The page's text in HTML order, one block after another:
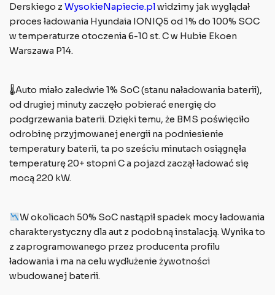
Derskiego z WysokieNapiecie.plwidzimy jak wyglądał
proces ładowania Hyundaia IONIQ5 od 1% do 100% SOC
w temperaturze otoczenia 6-10 st. C w Hubie Ekoen
Warszawa P14.
🌡Auto miało zaledwie 1% SoC (stanu naładowania baterii),
od drugiej minuty zaczęło pobierać energię do
podgrzewania baterii. Dzięki temu, że BMS poświęciło
odrobinę przyjmowanej energii na podniesienie
temperatury baterii, ta po sześciu minutach osiągnęła
temperaturę 20+ stopni C a pojazd zaczął ładować się
mocą 220 kW.
W okolicach 50% SoC nastąpił spadek mocy ładowania
charakterystyczny dla aut z podobną instalacją. Wynika to
z zaprogramowanego przez producenta profilu
ładowania i ma na celu wydłużenie żywotności
wbudowanej baterii.